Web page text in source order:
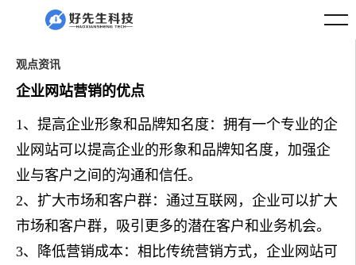
观点资讯
企业网站营销的优点
1、提高企业形象和品牌知名度：拥有一个专业的企
业网站可以提高企业的形象和品牌知名度，加强企
业与客户之间的沟通和信任。
2、扩大市场和客户群：通过互联网，企业可以扩大
市场和客户群，吸引更多的潜在客户和业务机会。
3、降低营销成本：相比传统营销方式，企业网站可